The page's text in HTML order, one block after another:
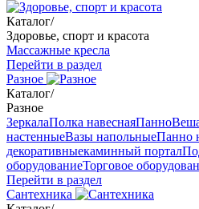
Каталог/
Здоровье, спорт и красота
Массажные кресла
Перейти в раздел
Разное
Каталог/
Разное
ЗеркалаПолка навеснаяПанно
настенныеВазы напольныеПанно
декоративныекаминный портал
оборудованиеТорговое
Перейти в раздел
Сантехника